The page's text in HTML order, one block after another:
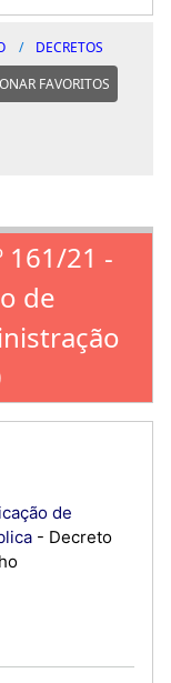
DECRETOS
FAVORITOS
161/21 -
de
de
- Decreto